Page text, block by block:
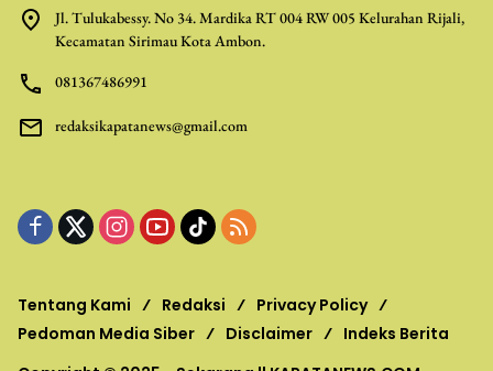
Jl. Tulukabessy. No 34. Mardika RT 004 RW 005 Kelurahan Rijali,
Kecamatan Sirimau Kota Ambon.
081367486991
redaksikapatanews@gmail.com
Tentang Kami Redaksi
Privacy Policy
Pedoman Media Siber
Disclaimer
Indeks Berita